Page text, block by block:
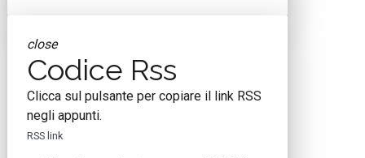
close
Codice Rss
Clicca sul pulsante per copiare il link RSS
negli appunti.
RSS link